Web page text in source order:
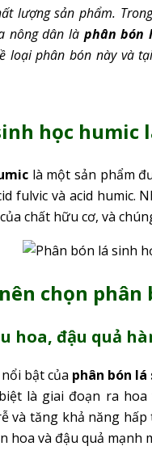
lượng sản phẩm.
nông dân là phân bón
loại phân bón này và
học humic
là một sản phẩm
fulvic và acid humic.
chất hữu cơ, và
chọn
hoa, đậu quả
bật của phân bón lá
là giai đoạn ra
và tăng khả năng
hoa và đậu quả mạnh